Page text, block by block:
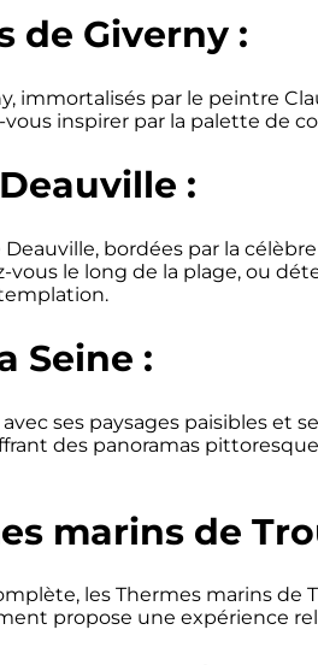
de Giverny :
immortalisés par le peintre
inspirer par la palette de
:
Deauville, bordées par la
vous le long de la plage, ou
Seine :
avec ses paysages paisibles
des panoramas
marins de
les Thermes marins de
propose une expérience